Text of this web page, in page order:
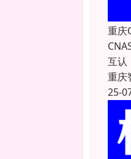
重庆
互认
重庆
25-